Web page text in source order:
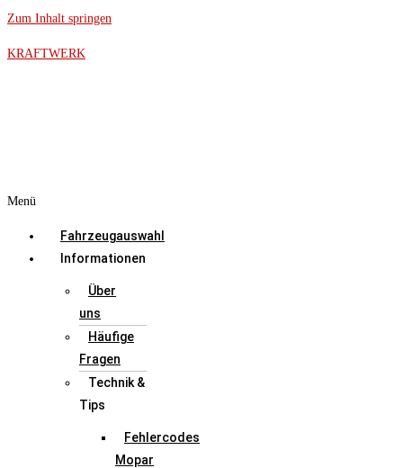
Zum Inhalt springen
KRAFTWERK
Menü
Fahrzeugauswahl
Informationen
Über
uns
Häufige
Fragen
Technik &
Tips
Fehlercodes
Mopar